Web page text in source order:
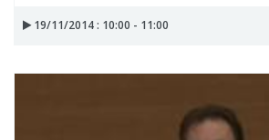
19/11/2014 : 10:00 - 11:00